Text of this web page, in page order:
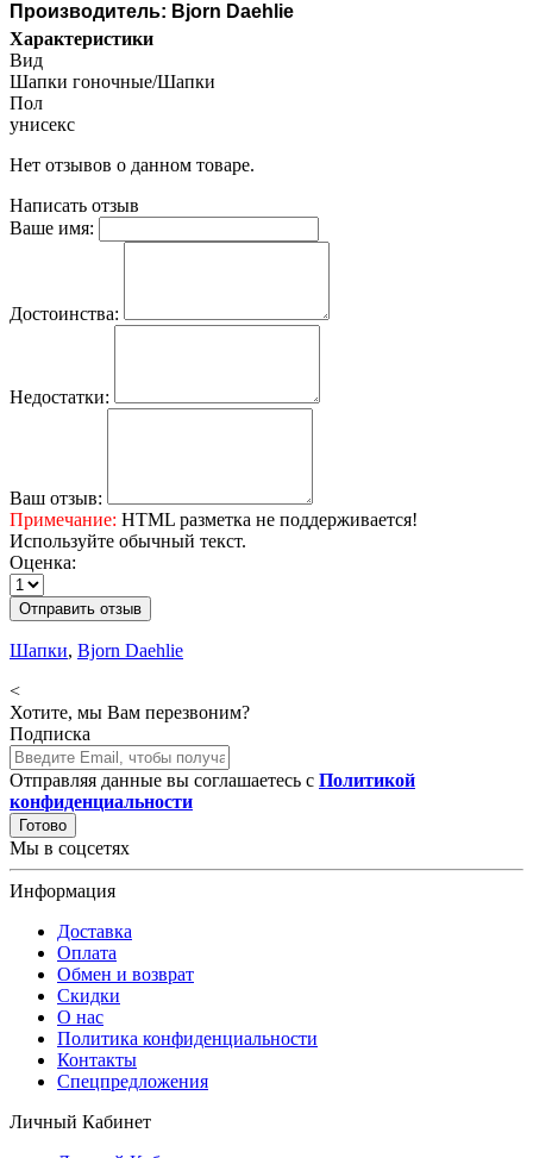
Производитель: Bjorn Daehlie
Характеристики
Вид
Шапки гоночные/Шапки
Пол
унисекс
Нет отзывов о данном товаре.
Написать отзыв
Ваше имя:
Достоинства:
Недостатки:
Ваш отзыв:
Примечание: HTML разметка не поддерживается!
Используйте обычный текст.
Оценка:
Отправить отзыв
Шапки, Bjorn Daehlie
<
Хотите, мы Вам перезвоним?
Подписка
Отправляя данные вы соглашаетесь с Политикой
конфиденциальности
Готово
Мы в соцсетях
Информация
Доставка
Оплата
Обмен и возврат
Скидки
О нас
Политика конфиденциальности
Контакты
Спецпредложения
Личный Кабинет